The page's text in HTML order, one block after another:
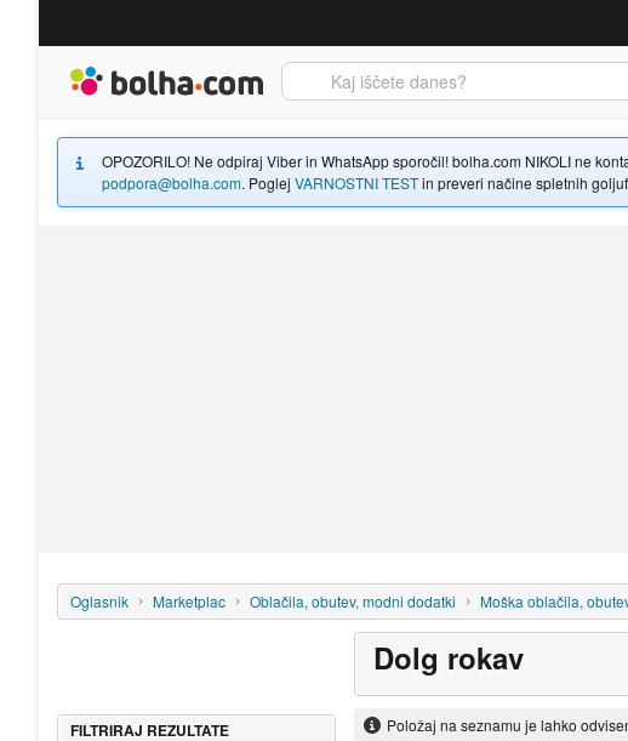
OPOZORILO! Ne odpiraj Viber in WhatsApp sporočil! bolha.com NIKOLI ne
podpora@bolha.com. Poglej VARNOSTNI TESTin preveri načine spletnih
Oglasnik Marketplac Oblačila, obutev, modni dodatki Moška oblačila,
Dolg rokav
Položaj na seznamu je lahko
FILTRIRAJ REZULTATE